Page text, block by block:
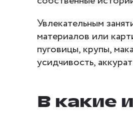
Увлекательным
материалов или
пуговицы, крупы,
усидчивость,
В какие